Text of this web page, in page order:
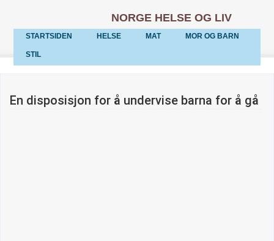
NORGE HELSE OG LIV
STARTSIDEN HELSE MAT MOR OG BARN
STIL
En disposisjon for å undervise barna for å gå